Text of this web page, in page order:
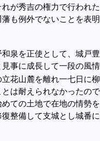
が秀吉の権力で行われ
も例外でないことを表明
泉を正使として、城戸
事に成長して一段の風
花山麓を離れ一七日に
は耐えられなかったので
ての土地で在地の情勢
整備して支城とし城番